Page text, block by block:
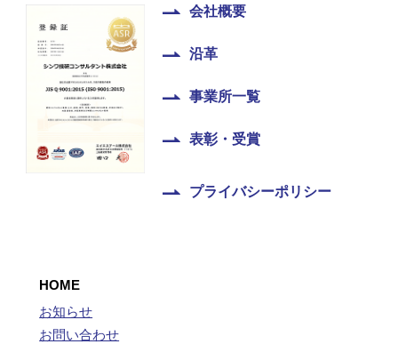
会社概要
沿革
事業所一覧
表彰・受賞
プライバシーポリシー
HOME
お知らせ
お問い合わせ